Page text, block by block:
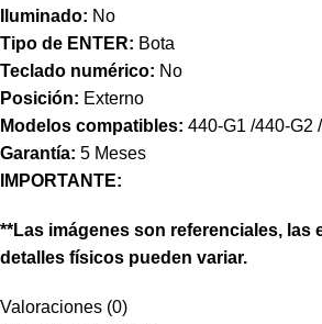
Iluminado: No
Tipo de ENTER: Bota
Teclado numérico: No
Posición: Externo
Modelos compatibles: 440-G1 /440-G2
Garantía: 5 Meses
IMPORTANTE:
**Las imágenes son referenciales, las
detalles físicos pueden variar.
Valoraciones (0)